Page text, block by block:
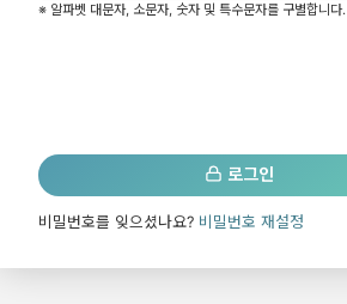
※ 알파벳 대문자, 소문자, 숫자 및 특수문자를 구별합니다.
로그인
비밀번호를 잊으셨나요? 비밀번호 재설정